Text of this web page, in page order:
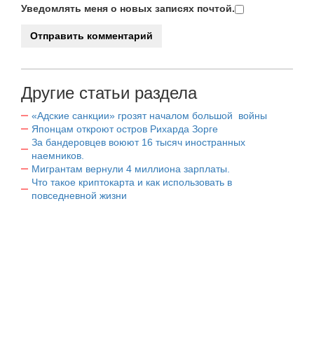
Уведомлять меня о новых записях почтой.
Другие статьи раздела
«Адские санкции» грозят началом большой войны
Японцам откроют остров Рихарда Зорге
За бандеровцев воюют 16 тысяч иностранных
наемников.
Мигрантам вернули 4 миллиона зарплаты.
Что такое криптокарта и как использовать в
повседневной жизни